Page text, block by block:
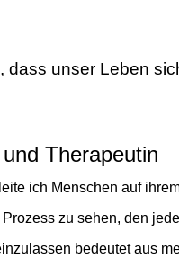
dass unser Leben
Therapeutin
ich Menschen auf
zu sehen, den
bedeutet aus